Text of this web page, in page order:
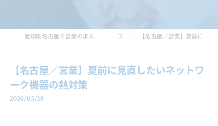
愛知県名古屋で営業の求人なら株式会社アイビーコミュニケーションズ ブログ 【名古屋／営業】夏前に見直したいネットワーク機器の熱対策
【名古屋／営業】夏前に見直したいネットワ
ーク機器の熱対策
2026/05/29